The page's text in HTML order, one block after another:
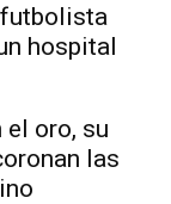
hospital
el oro, su
las